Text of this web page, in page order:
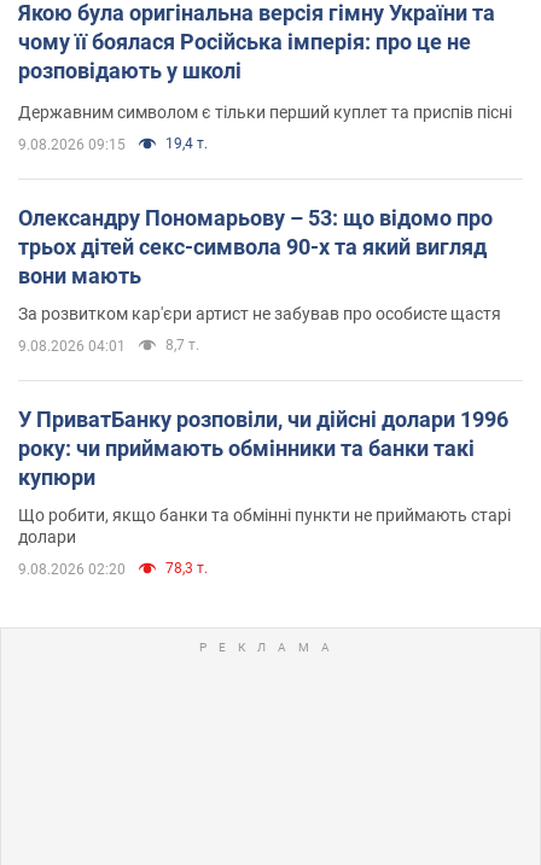
Якою була оригінальна версія гімну України та
чому її боялася Російська імперія: про це не
розповідають у школі
Державним символом є тільки перший куплет та приспів пісні
9.08.2026 09:15 19,4 т.
Олександру Пономарьову – 53: що відомо про
трьох дітей секс-символа 90-х та який вигляд
вони мають
За розвитком кар'єри артист не забував про особисте щастя
9.08.2026 04:01 8,7 т.
У ПриватБанку розповіли, чи дійсні долари 1996
року: чи приймають обмінники та банки такі
купюри
Що робити, якщо банки та обмінні пункти не приймають старі
долари
9.08.2026 02:20 78,3 т.